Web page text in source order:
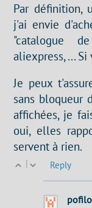
Par définition,
j'ai envie
"catalogue
aliexpress, ...
Je peux
sans bloqueur
affichées, je
oui, elles
servent à rien.
| Reply
pofilo